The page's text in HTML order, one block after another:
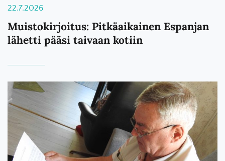
22.7.2026
Muistokirjoitus: Pitkäaikainen Espanjan
lähetti pääsi taivaan kotiin